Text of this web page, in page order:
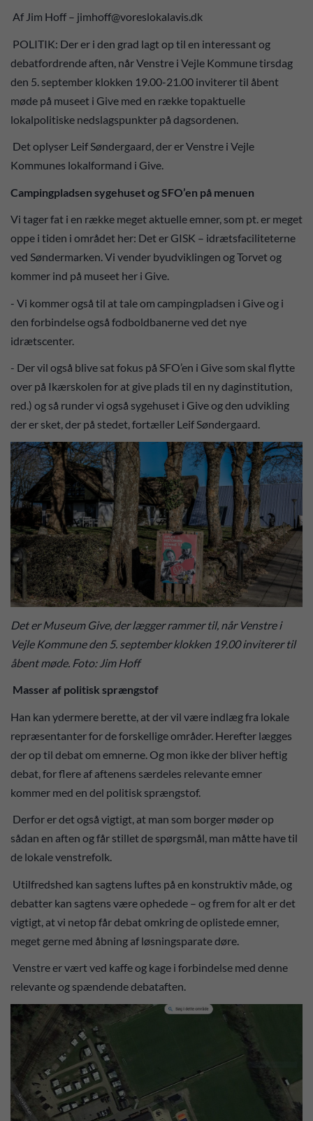
Af Jim Hoff – jimhoff@voreslokalavis.dk
POLITIK: Der er i den grad lagt op til en interessant og
debatfordrende aften, når Venstre i Vejle Kommune tirsdag
den 5. september klokken 19.00-21.00 inviterer til åbent
møde på museet i Give med en række topaktuelle
lokalpolitiske nedslagspunkter på dagsordenen.
Det oplyser Leif Søndergaard, der er Venstre i Vejle
Kommunes lokalformand i Give.
Campingpladsen sygehuset og SFO’en på menuen
Vi tager fat i en række meget aktuelle emner, som pt. er meget
oppe i tiden i området her: Det er GISK – idrætsfaciliteterne
ved Søndermarken. Vi vender byudviklingen og Torvet og
kommer ind på museet her i Give.
- Vi kommer også til at tale om campingpladsen i Give og i
den forbindelse også fodboldbanerne ved det nye
idrætscenter.
- Der vil også blive sat fokus på SFO’en i Give som skal flytte
over på Ikærskolen for at give plads til en ny daginstitution,
red.) og så runder vi også sygehuset i Give og den udvikling
der er sket, der på stedet, fortæller Leif Søndergaard.
Det er Museum Give, der lægger rammer til, når Venstre i
Vejle Kommune den 5. september klokken 19.00 inviterer til
åbent møde. Foto: Jim Hoff
Masser af politisk sprængstof
Han kan ydermere berette, at der vil være indlæg fra lokale
repræsentanter for de forskellige områder. Herefter lægges
der op til debat om emnerne. Og mon ikke der bliver heftig
debat, for flere af aftenens særdeles relevante emner
kommer med en del politisk sprængstof.
Derfor er det også vigtigt, at man som borger møder op
sådan en aften og får stillet de spørgsmål, man måtte have til
de lokale venstrefolk.
Utilfredshed kan sagtens luftes på en konstruktiv måde, og
debatter kan sagtens være ophedede – og frem for alt er det
vigtigt, at vi netop får debat omkring de oplistede emner,
meget gerne med åbning af løsningsparate døre.
Venstre er vært ved kaffe og kage i forbindelse med denne
relevante og spændende debataften.